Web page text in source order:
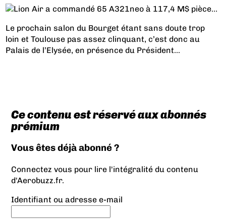
Le prochain salon du Bourget étant sans doute trop
loin et Toulouse pas assez clinquant, c’est donc au
Palais de l’Elysée, en présence du Président...
Ce contenu est réservé aux abonnés
prémium
Vous êtes déjà abonné ?
Connectez vous pour lire l'intégralité du contenu
d'Aerobuzz.fr.
Identifiant ou adresse e-mail